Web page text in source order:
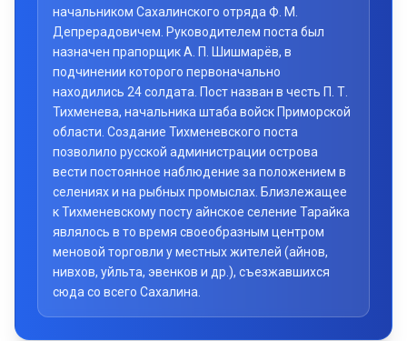
начальником Сахалинского отряда Ф. М.
Депрерадовичем. Руководителем поста был
назначен прапорщик А. П. Шишмарёв, в
подчинении которого первоначально
находились 24 солдата. Пост назван в честь П. Т.
Тихменева, начальника штаба войск Приморской
области. Создание Тихменевского поста
позволило русской администрации острова
вести постоянное наблюдение за положением в
селениях и на рыбных промыслах. Близлежащее
к Тихменевскому посту айнское селение Тарайка
являлось в то время своеобразным центром
меновой торговли у местных жителей (айнов,
нивхов, уйльта, эвенков и др.), съезжавшихся
сюда со всего Сахалина.